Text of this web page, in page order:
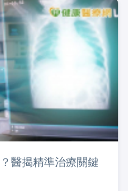
醫揭精準治療關鍵